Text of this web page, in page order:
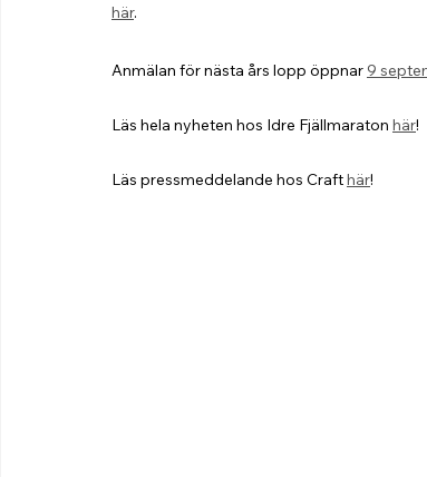
här.
Anmälan för nästa års lopp öppnar 9
Läs hela nyheten hos Idre Fjällmaraton här!
Läs pressmeddelande hos Craft här!